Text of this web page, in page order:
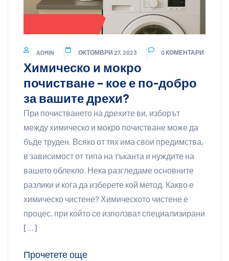
ADMIN ОКТОМВРИ 27, 2023 0 КОМЕНТАРИ
Химическо и мокро
почистване – кое е по-добро
за вашите дрехи?
При почистването на дрехите ви, изборът
между химическо и мокро почистване може да
бъде труден. Всяко от тях има свои предимства,
в зависимост от типа на тъканта и нуждите на
вашето облекло. Нека разгледаме основните
разлики и кога да изберете кой метод. Какво е
химическо чистене? Химическото чистене е
процес, при който се използват специализирани
[…]
Прочетете още